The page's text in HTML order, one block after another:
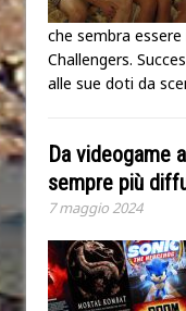
che sembra
Challengers.
alle sue doti da
Da videogame
sempre più
7 maggio 2024